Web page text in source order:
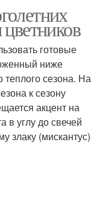
готовые
ниже
теплого сезона. На
к сезону
акцент на
в углу до свечей
злаку (мискантус)